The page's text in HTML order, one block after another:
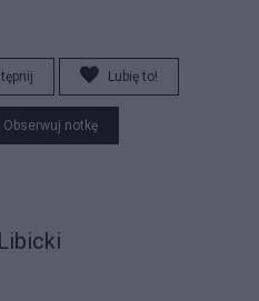
Lubię to!
Obserwuj notkę